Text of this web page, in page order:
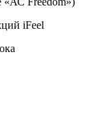
iFeel